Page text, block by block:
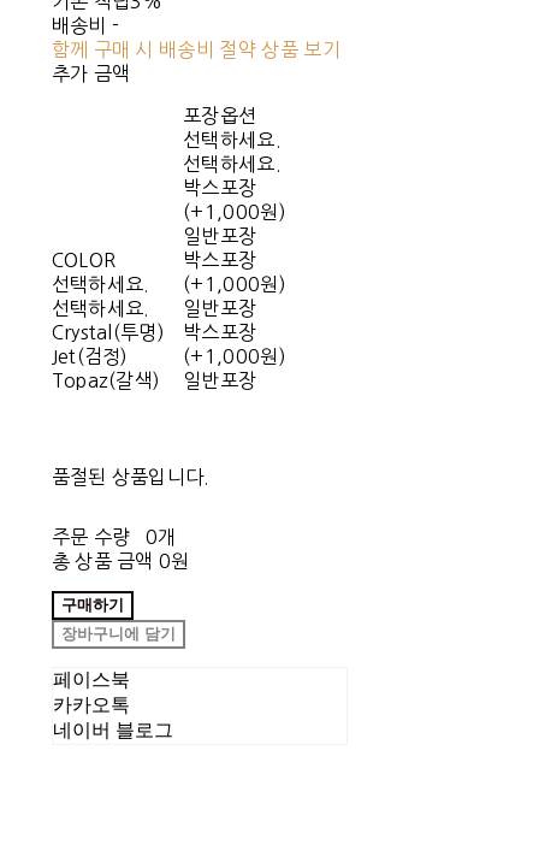
배송비 -
함께 구매 시 배송비 절약 상품 보기
추가 금액
COLOR
선택하세요.
선택하세요.
Crystal(투명)
Jet(검정)
Topaz(갈색)
포장옵션
선택하세요.
선택하세요.
박스포장
(+1,000원)
일반포장
박스포장
(+1,000원)
일반포장
박스포장
(+1,000원)
일반포장
품절된 상품입니다.
주문 수량
0개
총 상품 금액 0원
구매하기
장바구니에 담기
페이스북
카카오톡
네이버 블로그